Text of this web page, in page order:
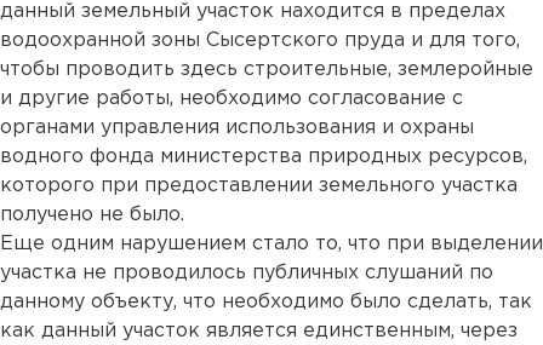
данный земельный участок находится в пределах
водоохранной зоны Сысертского пруда и для того,
чтобы проводить здесь строительные, землеройные
и другие работы, необходимо согласование с
органами управления использования и охраны
водного фонда министерства природных ресурсов,
которого при предоставлении земельного участка
получено не было.
Еще одним нарушением стало то, что при выделении
участка не проводилось публичных слушаний по
данному объекту, что необходимо было сделать, так
как данный участок является единственным, через